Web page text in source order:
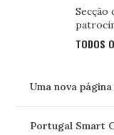
Secção
TODOS
Uma nova
Portugal Smart